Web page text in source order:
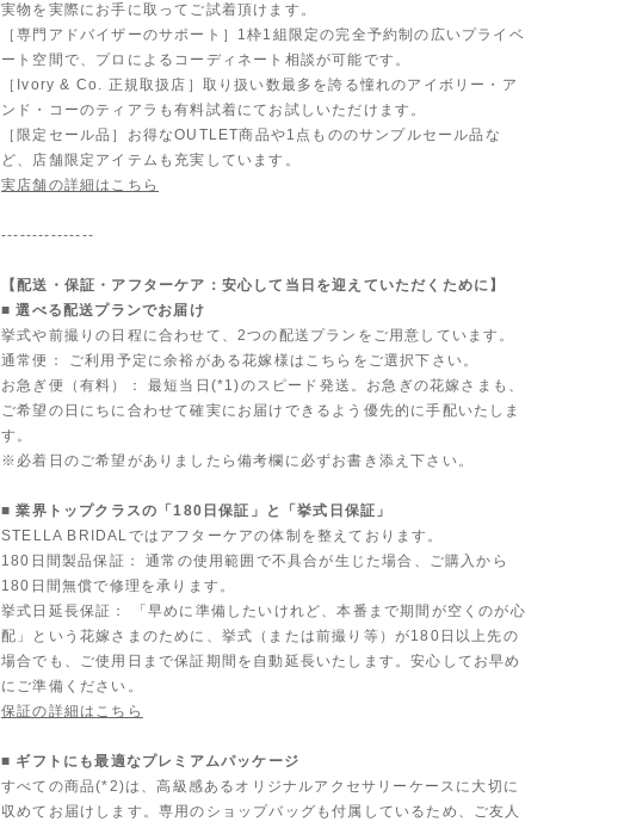
実物を実際にお手に取ってご試着頂けます。
［専門アドバイザーのサポート］1枠1組限定の完全予約制の広いプライベ
ート空間で、プロによるコーディネート相談が可能です。
［Ivory & Co. 正規取扱店］取り扱い数最多を誇る憧れのアイボリー・ア
ンド・コーのティアラも有料試着にてお試しいただけます。
［限定セール品］お得なOUTLET商品や1点もののサンプルセール品な
ど、店舗限定アイテムも充実しています。
実店舗の詳細はこちら
---------------
【配送・保証・アフターケア：安心して当日を迎えていただくために】
■ 選べる配送プランでお届け
挙式や前撮りの日程に合わせて、2つの配送プランをご用意しています。
通常便： ご利用予定に余裕がある花嫁様はこちらをご選択下さい。
お急ぎ便（有料）： 最短当日(*1)のスピード発送。お急ぎの花嫁さまも、
ご希望の日にちに合わせて確実にお届けできるよう優先的に手配いたしま
す。
※必着日のご希望がありましたら備考欄に必ずお書き添え下さい。
■ 業界トップクラスの「180日保証」と「挙式日保証」
STELLA BRIDALではアフターケアの体制を整えております。
180日間製品保証： 通常の使用範囲で不具合が生じた場合、ご購入から
180日間無償で修理を承ります。
挙式日延長保証： 「早めに準備したいけれど、本番まで期間が空くのが心
配」という花嫁さまのために、挙式（または前撮り等）が180日以上先の
場合でも、ご使用日まで保証期間を自動延長いたします。安心してお早め
にご準備ください。
保証の詳細はこちら
■ ギフトにも最適なプレミアムパッケージ
すべての商品(*2)は、高級感あるオリジナルアクセサリーケースに大切に
収めてお届けします。専用のショップバッグも付属しているため、ご友人